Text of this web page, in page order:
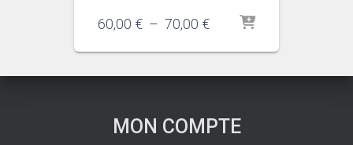
60,00 € – 70,00 €Plage
prix :
60,00 €
MON COMPTE